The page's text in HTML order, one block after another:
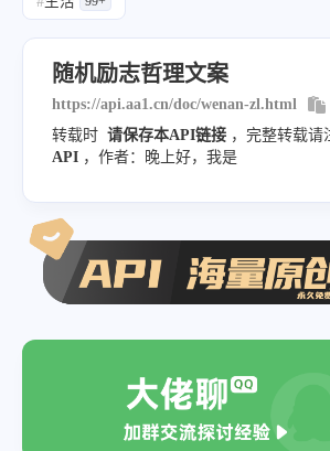
随机励志哲理文案
https://api.aa1.cn/doc/wenan-zl.html
转载时 请保存本API链接 ，完整转载请
API ，作者：晚上好，我是